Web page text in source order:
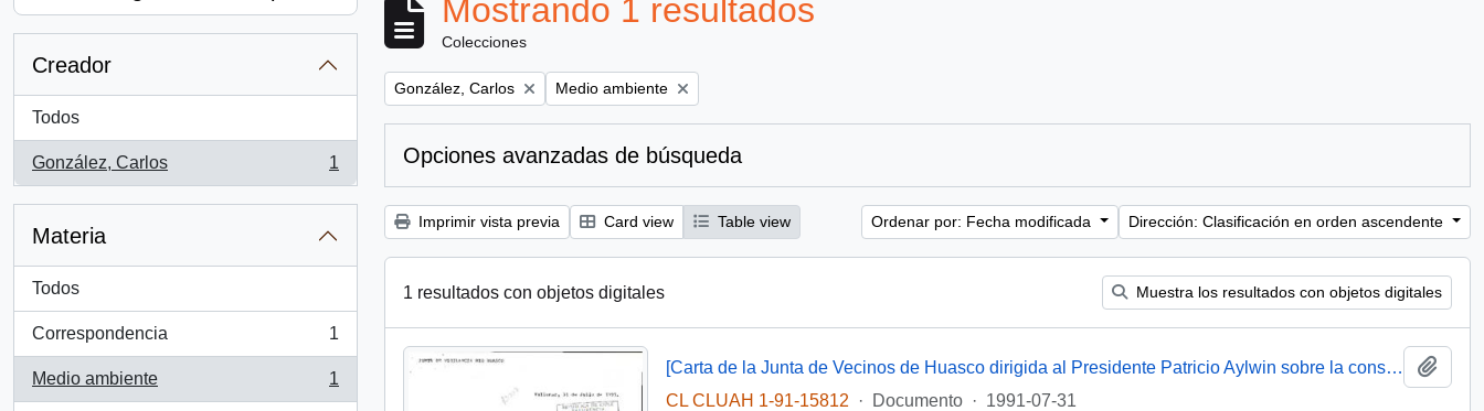
Creador
Todos
González, Carlos
, 1 resultados
1
Materia
Todos
Correspondencia
, 1 resultados
1
Medio ambiente
, 1 resultados
1
Mostrando 1 resultados
Colecciones
Remove filter:
González, Carlos Remove filter:
Medio ambiente
Opciones avanzadas de búsqueda
Imprimir vista previa Card view Table view Ordenar por: Fecha modificada Dirección: Clasificación en orden ascendente
1 resultados con objetos digitales Muestra los resultados con objetos digitales
[Carta de la Junta de Vecinos de Huasco dirigida al Presidente Patricio Aylwin sobre la construcción de un embalse]
CL CLUAH 1-91-15812
· Documento · 1991-07-31